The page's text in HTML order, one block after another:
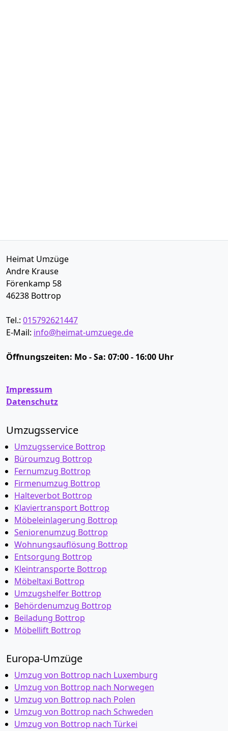
Heimat Umzüge
Andre Krause
Förenkamp 58
46238 Bottrop
Tel.: 015792621447
E-Mail: info@heimat-umzuege.de
Öffnungszeiten: Mo - Sa: 07:00 - 16:00 Uhr
Impressum
Datenschutz
Umzugsservice
Umzugsservice Bottrop
Büroumzug Bottrop
Fernumzug Bottrop
Firmenumzug Bottrop
Halteverbot Bottrop
Klaviertransport Bottrop
Möbeleinlagerung Bottrop
Seniorenumzug Bottrop
Wohnungsauflösung Bottrop
Entsorgung Bottrop
Kleintransporte Bottrop
Möbeltaxi Bottrop
Umzugshelfer Bottrop
Behördenumzug Bottrop
Beiladung Bottrop
Möbellift Bottrop
Europa-Umzüge
Umzug von Bottrop nach Luxemburg
Umzug von Bottrop nach Norwegen
Umzug von Bottrop nach Polen
Umzug von Bottrop nach Schweden
Umzug von Bottrop nach Türkei